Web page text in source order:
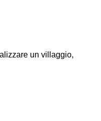
un villaggio,